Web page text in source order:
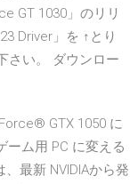
GT 1030」のリリ
Driver」を ↑とり
さい。 ダウンロー
GTX 1050 に
ーム用 PC に変える
最新 NVIDIAから発